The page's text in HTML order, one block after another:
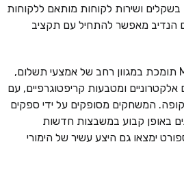
ושירות לקוחות מותאם ללקוחות
הנדיב מאפשר להתחיל עם תקציב
הפלטפורמה של MegaPari תומכת במגוון רחב של אמצעי תשלום,
אלקטרוניים ומטבעות קריפטוגרפיים, עם
המשחקים מסופקים על ידי ספקים
באופן קבוע במשבצות חדשות
ספורט ימצאו גם היצע עשיר של הימורי